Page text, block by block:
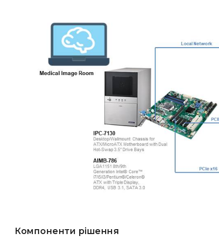
Компоненти рішення